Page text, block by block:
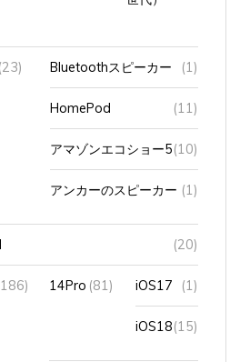
(23) Bluetoothスピーカー (1)
HomePod (11)
アマゾンエコショー5 (10)
アンカーのスピーカー (1)
(20)
14Pro (81) iOS17 (1)
iOS18 (15)